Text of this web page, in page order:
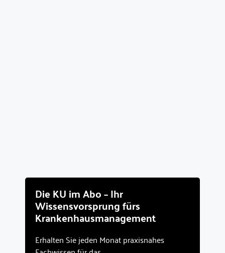
Die KU im Abo – Ihr
Wissensvorsprung fürs
Krankenhausmanagement
Erhalten Sie jeden Monat praxisnahes